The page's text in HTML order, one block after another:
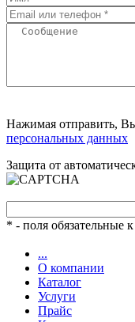
Нажимая отправить,
персональных данных
Защита от
* - поля обязательные
...
О компании
Каталог
Услуги
Прайс